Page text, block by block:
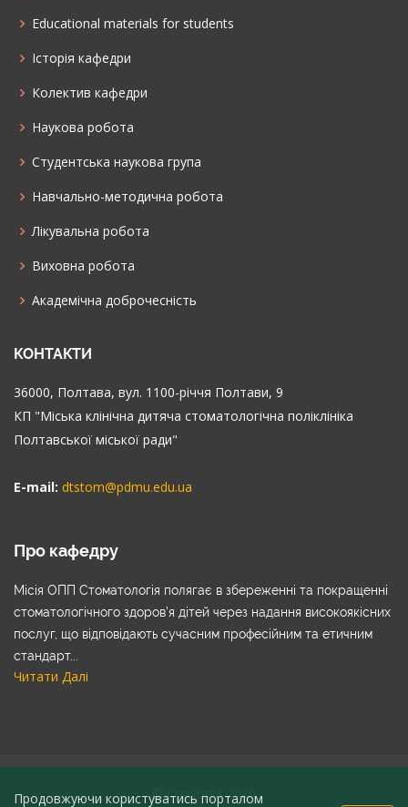
Educational materials for students
Історія кафедри
Колектив кафедри
Наукова робота
Cтудентська наукова група
Навчально-методична робота
Лікувальна робота
Виховна робота
Академічна доброчесність
КОНТАКТИ
36000, Полтава, вул. 1100-річчя Полтави, 9
КП "Міська клінічна дитяча стоматологічна поліклініка
Полтавської міської ради"
E-mail: dtstom@pdmu.edu.ua
Про кафедру
Місія ОПП Стоматологія полягає в збереженні та покращенні
стоматологічного здоров’я дітей через надання високоякісних
послуг, що відповідають сучасним професійним та етичним
стандарт...
Читати Далі
© Copyright 2026
Продовжуючи користуватись порталом